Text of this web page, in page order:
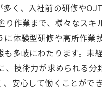
く、入社前の研修や
作業まで、様々なス
体験型研修や高所作
多岐にわたります。
技術力が求められる
安心して働くことが